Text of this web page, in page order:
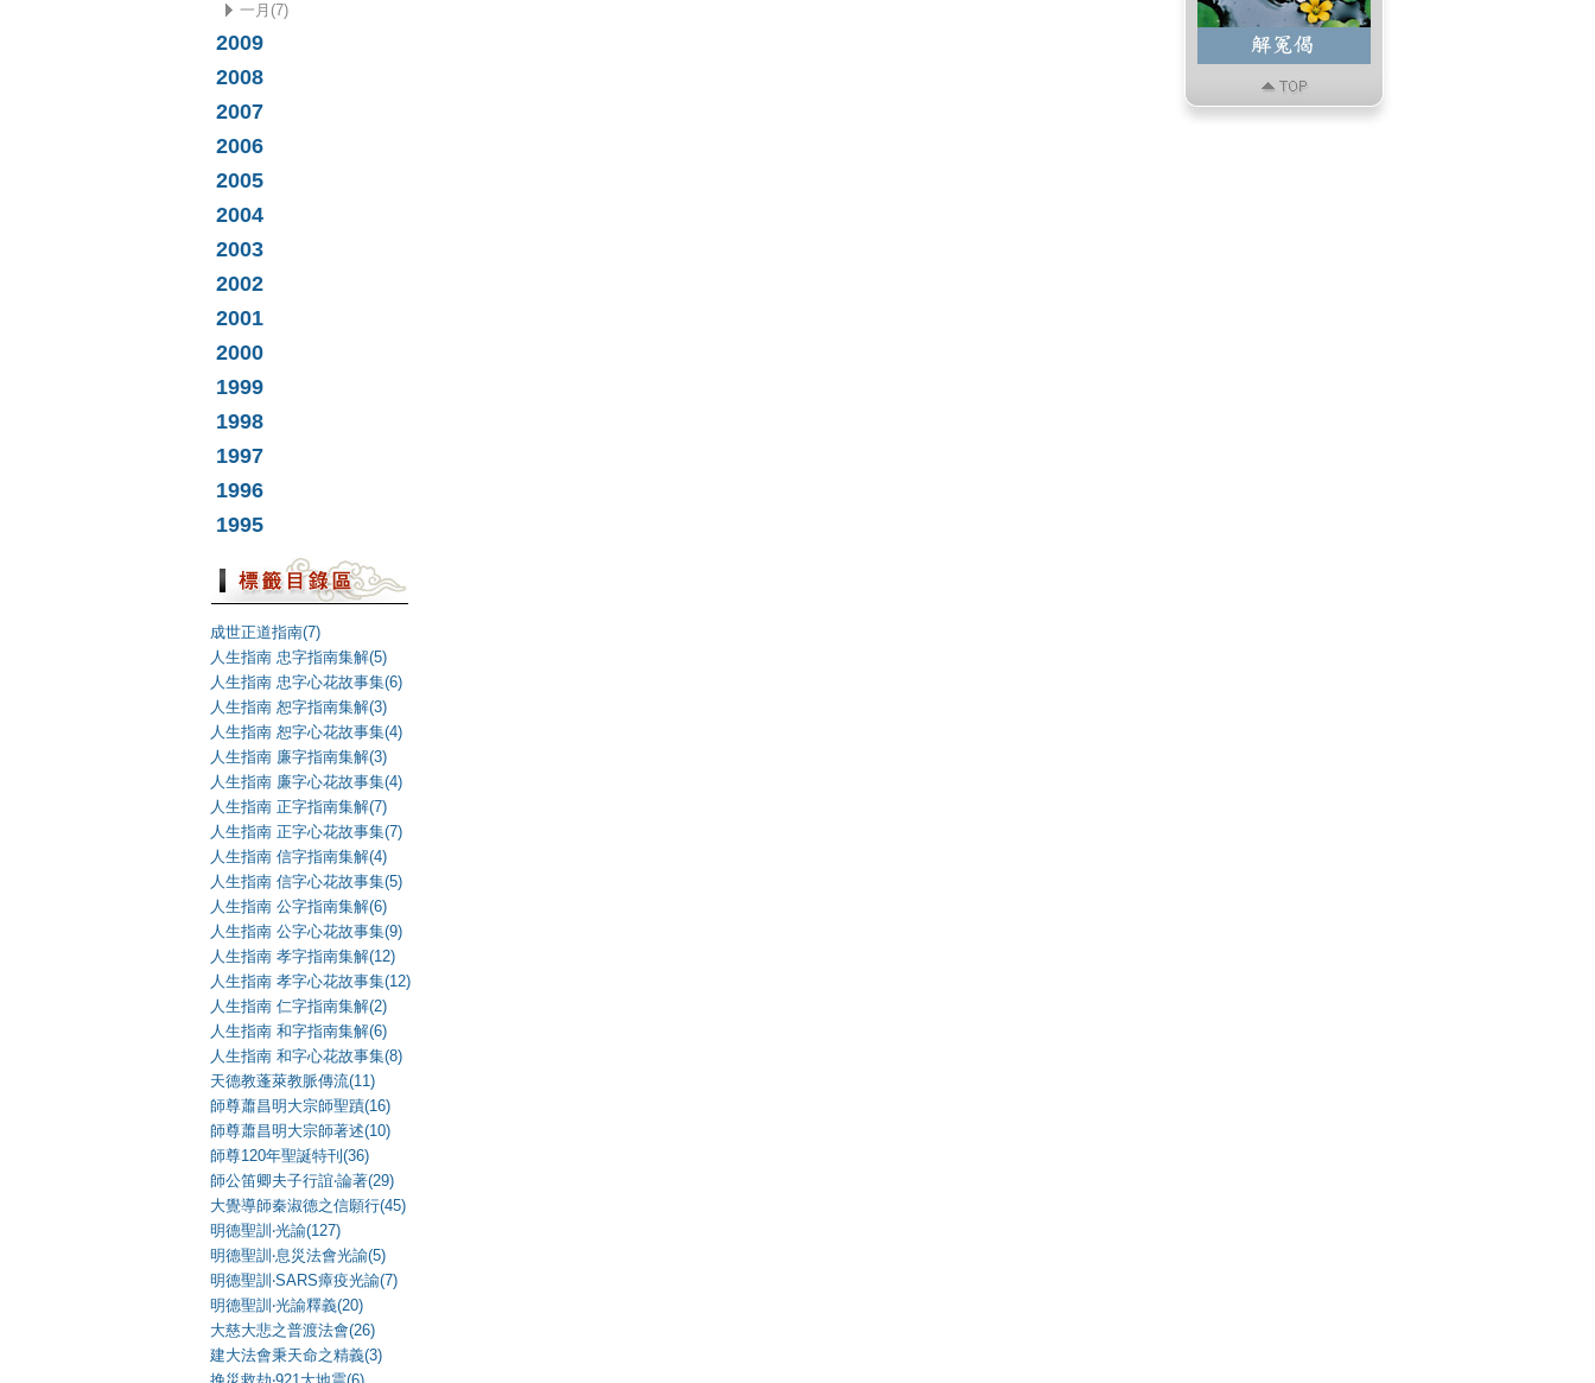
一月(7)
2009
2008
2007
2006
2005
2004
2003
2002
2001
2000
1999
1998
1997
1996
1995
成世正道指南(7)
人生指南 忠字指南集解(5)
人生指南 忠字心花故事集(6)
人生指南 恕字指南集解(3)
人生指南 恕字心花故事集(4)
人生指南 廉字指南集解(3)
人生指南 廉字心花故事集(4)
人生指南 正字指南集解(7)
人生指南 正字心花故事集(7)
人生指南 信字指南集解(4)
人生指南 信字心花故事集(5)
人生指南 公字指南集解(6)
人生指南 公字心花故事集(9)
人生指南 孝字指南集解(12)
人生指南 孝字心花故事集(12)
人生指南 仁字指南集解(2)
人生指南 和字指南集解(6)
人生指南 和字心花故事集(8)
天德教蓬萊教脈傳流(11)
師尊蕭昌明大宗師聖蹟(16)
師尊蕭昌明大宗師著述(10)
師尊120年聖誕特刊(36)
師公笛卿夫子行誼‧論著(29)
大覺導師秦淑德之信願行(45)
明德聖訓‧光諭(127)
明德聖訓‧息災法會光諭(5)
明德聖訓‧SARS瘴疫光諭(7)
明德聖訓‧光諭釋義(20)
大慈大悲之普渡法會(26)
建大法會秉天命之精義(3)